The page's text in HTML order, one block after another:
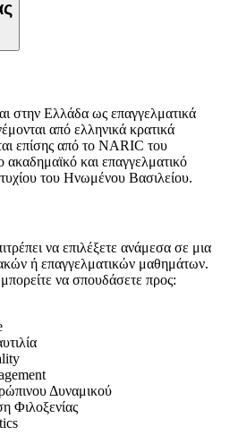
στην Ελλάδα ως επαγγελματικά
από ελληνικά κρατικά
επίσης από το NARIC του
και επαγγελματικό
του Ηνωμένου Βασιλείου.
να επιλέξετε ανάμεσα σε μια
ή επαγγελματικών μαθημάτων.
να σπουδάσετε προς:
Δυναμικού
Φιλοξενίας